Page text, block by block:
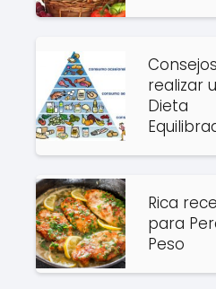
realizar
Dieta
Rica
para
Peso